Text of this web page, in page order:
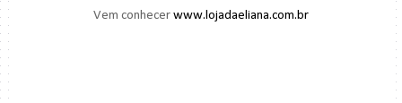
Vem conhecer www.lojadaeliana.com.br